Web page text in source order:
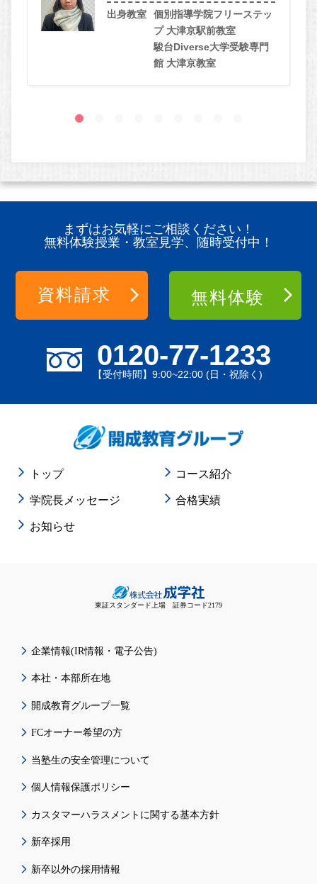
出身教室
個別指導学院フリーステッ
プ 大津京駅前教室
駿台Diverse大学受験専門
館 大津京教室
まずはお気軽にご相談ください！
無料体験授業・教室見学、随時受付中！
0120-77-1233
【受付時間】9:00~22:00 (日・祝除く)
資料請求 無料体験
トップ コース紹介
学院長メッセージ 合格実績
お知らせ
東証スタンダード上場 証券コード2179
企業情報(IR情報・電子公告)
本社・本部所在地
開成教育グループ一覧
FCオーナー希望の方
当塾生の安全管理について
個人情報保護ポリシー
カスタマーハラスメントに関する基本方針
新卒採用
新卒以外の採用情報